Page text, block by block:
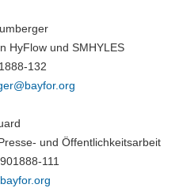
HyFlow und SMHYLES
132
bayfor.org
und Öffentlichkeitsarbeit
111
bayfor.org